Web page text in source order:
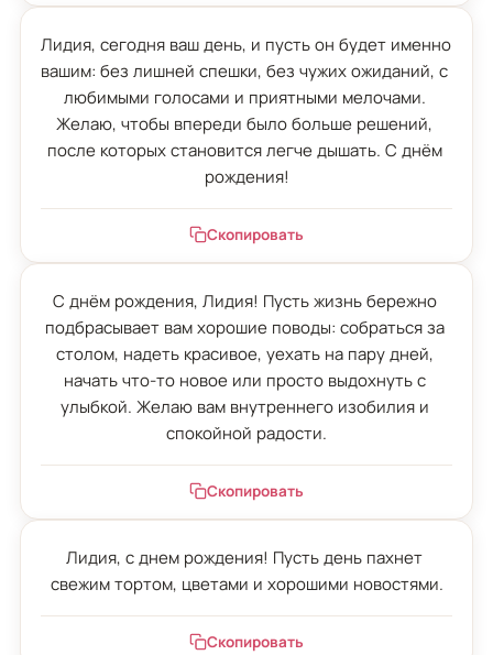
Лидия, сегодня ваш день, и пусть он будет именно
вашим: без лишней спешки, без чужих ожиданий, с
любимыми голосами и приятными мелочами.
Желаю, чтобы впереди было больше решений,
после которых становится легче дышать. С днём
рождения!
Скопировать
С днём рождения, Лидия! Пусть жизнь бережно
подбрасывает вам хорошие поводы: собраться за
столом, надеть красивое, уехать на пару дней,
начать что-то новое или просто выдохнуть с
улыбкой. Желаю вам внутреннего изобилия и
спокойной радости.
Скопировать
Лидия, с днем рождения! Пусть день пахнет
свежим тортом, цветами и хорошими новостями.
Скопировать